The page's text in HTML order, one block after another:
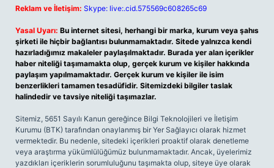
Reklam ve İletişim: Skype: live:.cid.575569c608265c69
Yasal Uyarı: Bu internet sitesi, herhangi bir marka, kurum veya şahıs
şirketi ile hiçbir bağlantısı bulunmamaktadır. Sitede yalnızca kendi
hazırladığımız makaleler paylaşılmaktadır. Burada yer alan içerikler
haber niteliği taşımamakta olup, gerçek kurum ve kişiler hakkında
paylaşım yapılmamaktadır. Gerçek kurum ve kişiler ile isim
benzerlikleri tamamen tesadüfidir. Sitemizdeki bilgiler taslak
halindedir ve tavsiye niteliği taşımazlar.
Sitemiz, 5651 Sayılı Kanun gereğince Bilgi Teknolojileri ve İletişim
Kurumu (BTK) tarafından onaylanmış bir Yer Sağlayıcı olarak hizmet
vermektedir. Bu nedenle, sitedeki içerikleri proaktif olarak denetleme
veya araştırma yükümlülüğümüz bulunmamaktadır. Ancak, üyelerimiz
yazdıkları içeriklerin sorumluluğunu taşımakta olup, siteye üye olarak